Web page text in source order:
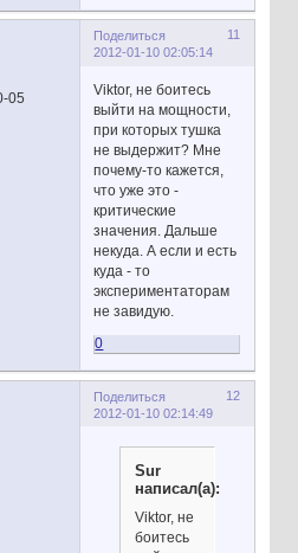
Поделиться
11
2012-01-10 02:05:14
05
Viktor, не боитесь
выйти на мощности,
при которых тушка
не выдержит? Мне
почему-то кажется,
что уже это -
критические
значения. Дальше
некуда. А если и есть
куда - то
экспериментаторам
не завидую.
0
Поделиться
12
2012-01-10 02:14:49
Sur
написал(а):
Viktor, не
боитесь